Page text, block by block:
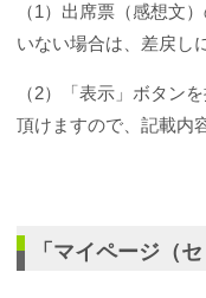
（1）出席票（感想文
いない場合は、差戻し
（2）「表示」ボタン
頂けますので、記載内
「マイページ（